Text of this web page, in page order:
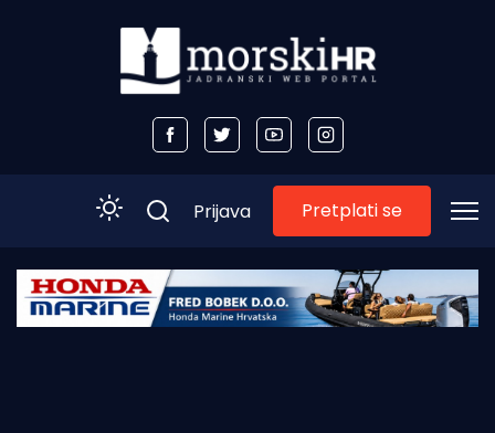
Početna
Prijava Pretplati se